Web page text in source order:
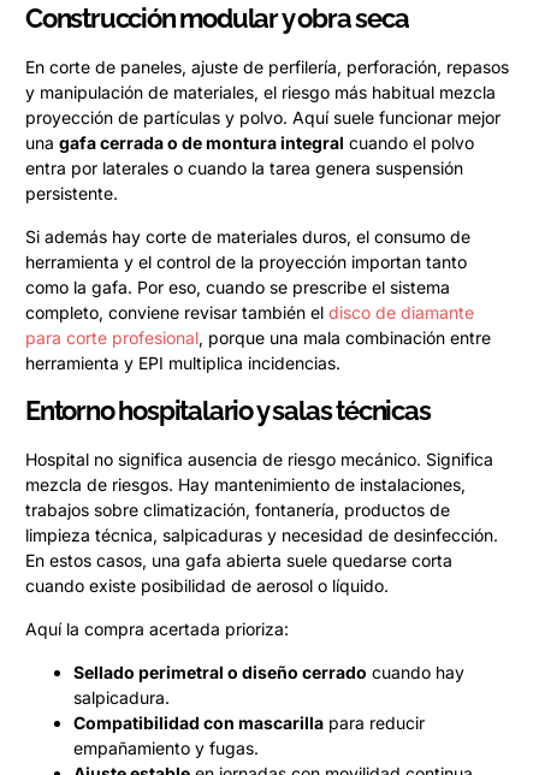
Construcción modular y obra seca
En corte de paneles, ajuste de perfilería, perforación, repasos
y manipulación de materiales, el riesgo más habitual mezcla
proyección de partículas y polvo. Aquí suele funcionar mejor
una gafa cerrada o de montura integral cuando el polvo
entra por laterales o cuando la tarea genera suspensión
persistente.
Si además hay corte de materiales duros, el consumo de
herramienta y el control de la proyección importan tanto
como la gafa. Por eso, cuando se prescribe el sistema
completo, conviene revisar también el disco de diamante
para corte profesional, porque una mala combinación entre
herramienta y EPI multiplica incidencias.
Entorno hospitalario y salas técnicas
Hospital no significa ausencia de riesgo mecánico. Significa
mezcla de riesgos. Hay mantenimiento de instalaciones,
trabajos sobre climatización, fontanería, productos de
limpieza técnica, salpicaduras y necesidad de desinfección.
En estos casos, una gafa abierta suele quedarse corta
cuando existe posibilidad de aerosol o líquido.
Aquí la compra acertada prioriza:
Sellado perimetral o diseño cerrado cuando hay
salpicadura.
Compatibilidad con mascarilla para reducir
empañamiento y fugas.